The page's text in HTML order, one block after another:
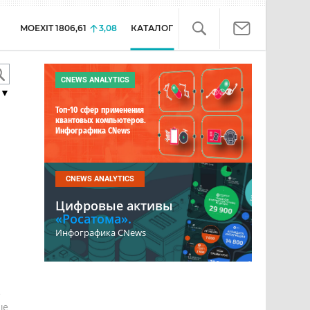
MOEXIT 1806,61 3,08 КАТАЛОГ
CNEWS ANALYTICS
Топ-10 сфер применения
квантовых компьютеров.
Инфографика CNews
CNEWS ANALYTICS
Цифровые активы
«Росатома».
Инфографика CNews